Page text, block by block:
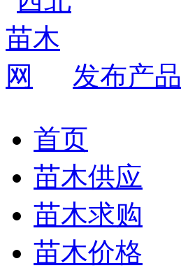
发布产品
首页
苗木供应
苗木求购
苗木价格